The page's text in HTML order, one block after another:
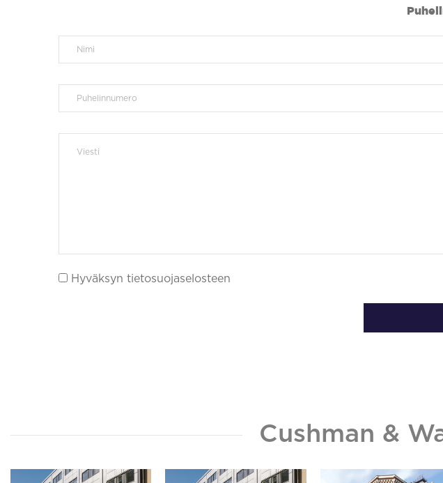
Hyväksyn tietosuojaselosteen
Cushman &